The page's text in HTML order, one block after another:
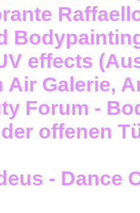
effects
Air Galerie,
Forum -
offenen
- Dance